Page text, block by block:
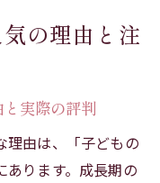
の理由と注
実際の評判
理由は、「子どもの
ります。成長期の